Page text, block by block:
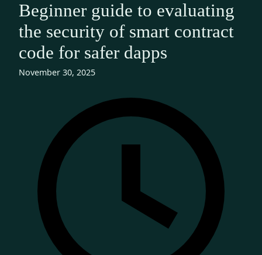
Beginner guide to evaluating
the security of smart contract
code for safer dapps
November 30, 2025